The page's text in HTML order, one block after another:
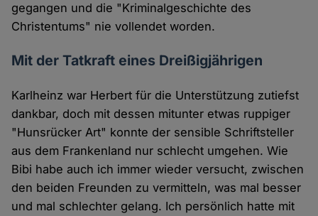
gegangen und die "Kriminalgeschichte des
Christentums" nie vollendet worden.
Mit der Tatkraft eines Dreißigjährigen
Karlheinz war Herbert für die Unterstützung zutiefst
dankbar, doch mit dessen mitunter etwas ruppiger
"Hunsrücker Art" konnte der sensible Schriftsteller
aus dem Frankenland nur schlecht umgehen. Wie
Bibi habe auch ich immer wieder versucht, zwischen
den beiden Freunden zu vermitteln, was mal besser
und mal schlechter gelang. Ich persönlich hatte mit